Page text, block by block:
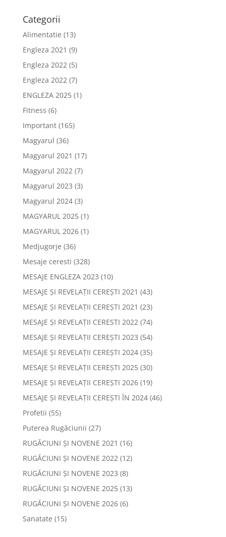
Categorii
Alimentatie (13)
Engleza 2021 (9)
Engleza 2022(5)
Engleza 2022(7)
ENGLEZA 2025(1)
Fitness (6)
Important(165)
Magyarul (36)
Magyarul 2021 (17)
Magyarul 2022(7)
Magyarul 2023 (3)
Magyarul 2024(3)
MAGYARUL 2025(1)
MAGYARUL 2026(1)
Medjugorje (36)
Mesaje ceresti (328)
MESAJE ENGLEZA 2023 (10)
MESAJE ȘI REVELAȚII CEREȘTI 2021 (43)
MESAJE ȘI REVELAȚII CEREȘTI 2021 (23)
MESAJE ȘI REVELAȚII CERESTI 2022(74)
MESAJE ȘI REVELAȚII CEREȘTI 2023 (54)
MESAJE ȘI REVELAȚII CEREȘTI 2024(35)
MESAJE ȘI REVELAȚII CEREȘTI 2025(30)
MESAJE ȘI REVELAȚII CEREȘTI 2026(19)
MESAJE ȘI REVELAȚII CEREȘTI ÎN 2024(46)
Profetii (55)
Puterea Rugăciunii (27)
RUGĂCIUNI ȘI NOVENE 2021 (16)
RUGĂCIUNI ȘI NOVENE 2022(12)
RUGĂCIUNI ȘI NOVENE 2023 (8)
RUGĂCIUNI ȘI NOVENE 2025(13)
RUGĂCIUNI ȘI NOVENE 2026(6)
Sanatate (15)